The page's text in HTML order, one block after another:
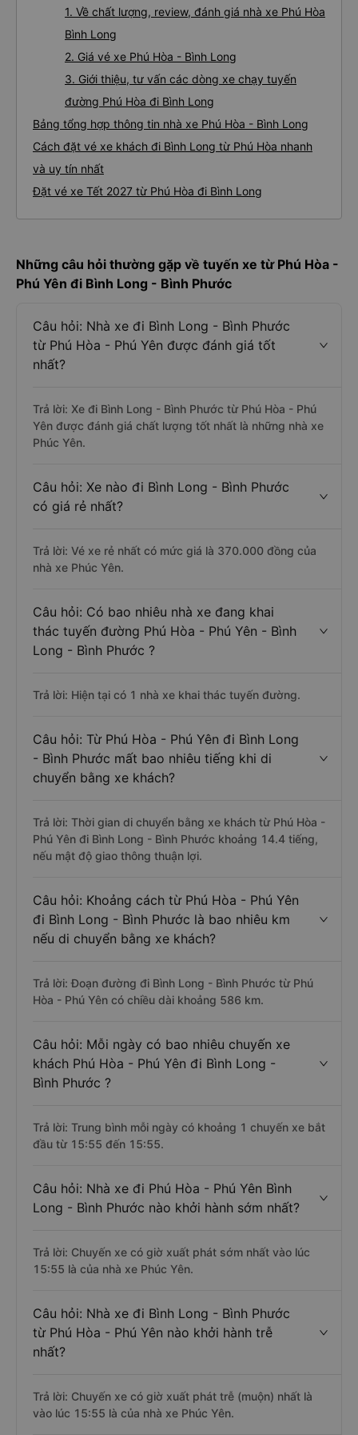
1. Về chất lượng, review, đánh giá nhà xe Phú Hòa
Bình Long
2. Giá vé xe Phú Hòa - Bình Long
3. Giới thiệu, tư vấn các dòng xe chạy tuyến
đường Phú Hòa đi Bình Long
Bảng tổng hợp thông tin nhà xe Phú Hòa - Bình Long
Cách đặt vé xe khách đi Bình Long từ Phú Hòa nhanh
và uy tín nhất
Đặt vé xe Tết 2027 từ Phú Hòa đi Bình Long
Những câu hỏi thường gặp về tuyến xe từ Phú Hòa -
Phú Yên đi Bình Long - Bình Phước
Câu hỏi: Nhà xe đi Bình Long - Bình Phước
từ Phú Hòa - Phú Yên được đánh giá tốt
nhất?
Trả lời: Xe đi Bình Long - Bình Phước từ Phú Hòa - Phú
Yên được đánh giá chất lượng tốt nhất là những nhà xe
Phúc Yên.
Câu hỏi: Xe nào đi Bình Long - Bình Phước
có giá rẻ nhất?
Trả lời: Vé xe rẻ nhất có mức giá là 370.000 đồng của
nhà xe Phúc Yên.
Câu hỏi: Có bao nhiêu nhà xe đang khai
thác tuyến đường Phú Hòa - Phú Yên - Bình
Long - Bình Phước ?
Trả lời: Hiện tại có 1 nhà xe khai thác tuyến đường.
Câu hỏi: Từ Phú Hòa - Phú Yên đi Bình Long
- Bình Phước mất bao nhiêu tiếng khi di
chuyển bằng xe khách?
Trả lời: Thời gian di chuyển bằng xe khách từ Phú Hòa -
Phú Yên đi Bình Long - Bình Phước khoảng 14.4 tiếng,
nếu mật độ giao thông thuận lợi.
Câu hỏi: Khoảng cách từ Phú Hòa - Phú Yên
đi Bình Long - Bình Phước là bao nhiêu km
nếu di chuyển bằng xe khách?
Trả lời: Đoạn đường đi Bình Long - Bình Phước từ Phú
Hòa - Phú Yên có chiều dài khoảng 586 km.
Câu hỏi: Mỗi ngày có bao nhiêu chuyến xe
khách Phú Hòa - Phú Yên đi Bình Long -
Bình Phước ?
Trả lời: Trung bình mỗi ngày có khoảng 1 chuyến xe bắt
đầu từ 15:55 đến 15:55.
Câu hỏi: Nhà xe đi Phú Hòa - Phú Yên Bình
Long - Bình Phước nào khởi hành sớm nhất?
Trả lời: Chuyến xe có giờ xuất phát sớm nhất vào lúc
15:55 là của nhà xe Phúc Yên.
Câu hỏi: Nhà xe đi Bình Long - Bình Phước
từ Phú Hòa - Phú Yên nào khởi hành trễ
nhất?
Trả lời: Chuyến xe có giờ xuất phát trễ (muộn) nhất là
vào lúc 15:55 là của nhà xe Phúc Yên.